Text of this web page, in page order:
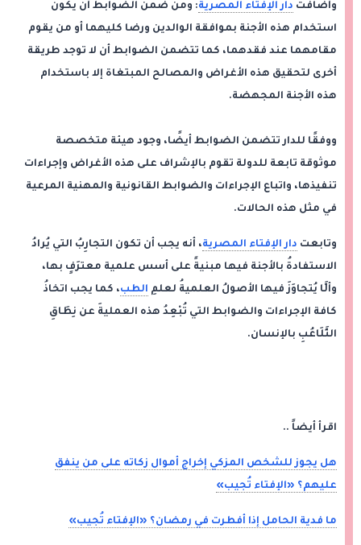
وأضافت دار الإفتاء المصرية: ومن ضمن الضوابط أن يكون
استخدام هذه الأجنة بموافقة الوالدين ورضا كليهما أو من يقوم
مقامهما عند فقدهما، كما تتضمن الضوابط أن لا توجد طريقة
أخرى لتحقيق هذه الأغراض والمصالح المبتغاة إلا باستخدام
هذه الأجنة المجهضة.
ووفقًا للدار تتضمن الضوابط أيضًا، وجود هيئة متخصصة
موثوقة تابعة للدولة تقوم بالإشراف على هذه الأغراض وإجراءات
تنفيذها، واتباع الإجراءات والضوابط القانونية والمهنية المرعية
في مثل هذه الحالات.
وتابعت دار الإفتاء المصرية، أنه يجب أن تكون التجارِبُ التي يُرادُ
الاستفادةُ بالأجنة فيها مبنيةً على أسس علمية معترَفٍ بها،
وألَّا يُتجاوَزَ فيها الأصولُ العلميةُ لعلمِ الطب، كما يجب اتخاذُ
كافة الإجراءات والضوابط التي تُبْعِدُ هذه العمليةَ عن نِطَاقِ
التَّلَاعُبِ بالإنسان.
اقرأ أيضاً ..
هل يجوز للشخص المزكي إخراج أموال زكاته على من ينفق
عليهم؟ «الإفتاء تُجيب»
ما فدية الحامل إذا أفطرت في رمضان؟ «الإفتاء تُجيب»